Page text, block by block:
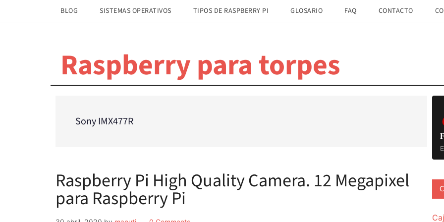
BLOG SISTEMAS OPERATIVOS TIPOS DE RASPBERRY PI GLOSARIO FAQ CONTACTO
Raspberry para torpes
Sony IMX477R
Raspberry Pi High Quality Camera. 12 Megapixel
para Raspberry Pi